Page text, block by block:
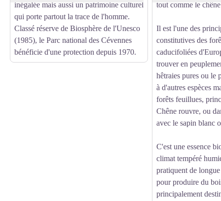
inégalée mais aussi un patrimoine culturel
qui porte partout la trace de l'homme.
Classé réserve de Biosphère de l'Unesco
(1985), le Parc national des Cévennes
bénéficie d'une protection depuis 1970.
tout comme le
Il est l'une des
constitutives des
caducifoliées
trouver en
hêtraies pures ou le
à d'autres espèces
forêts feuillues,
Chêne rouvre, ou
avec le sapin blanc
C'est une essence
climat tempéré
pratiquent de
pour produire du
principalement